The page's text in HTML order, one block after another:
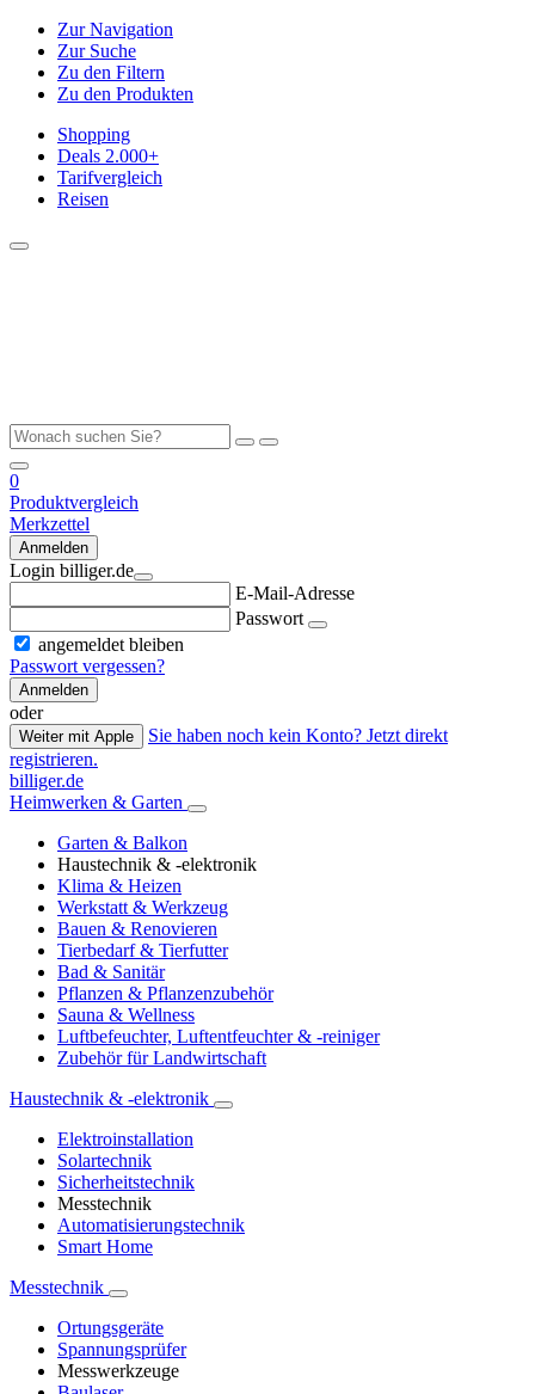
Zur Navigation
Zur Suche
Zu den Filtern
Zu den Produkten
Shopping
Deals 2.000+
Tarifvergleich
Reisen
0
Produktvergleich
Merkzettel
Anmelden
Login billiger.de
E-Mail-Adresse
Passwort
angemeldet bleiben
Passwort vergessen?
Anmelden
oder
Weiter mit Apple
Sie haben noch kein Konto? Jetzt direkt
registrieren.
billiger.de
Heimwerken & Garten
Garten & Balkon
Haustechnik & -elektronik
Klima & Heizen
Werkstatt & Werkzeug
Bauen & Renovieren
Tierbedarf & Tierfutter
Bad & Sanitär
Pflanzen & Pflanzenzubehör
Sauna & Wellness
Luftbefeuchter, Luftentfeuchter & -reiniger
Zubehör für Landwirtschaft
Haustechnik & -elektronik
Elektroinstallation
Solartechnik
Sicherheitstechnik
Messtechnik
Automatisierungstechnik
Smart Home
Messtechnik
Ortungsgeräte
Spannungsprüfer
Messwerkzeuge